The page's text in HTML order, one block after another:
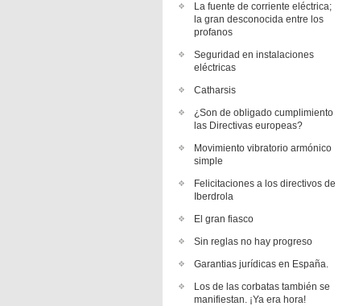
La fuente de corriente eléctrica;
la gran desconocida entre los
profanos
Seguridad en instalaciones
eléctricas
Catharsis
¿Son de obligado cumplimiento
las Directivas europeas?
Movimiento vibratorio armónico
simple
Felicitaciones a los directivos de
Iberdrola
El gran fiasco
Sin reglas no hay progreso
Garantias jurídicas en España.
Los de las corbatas también se
manifiestan. ¡Ya era hora!